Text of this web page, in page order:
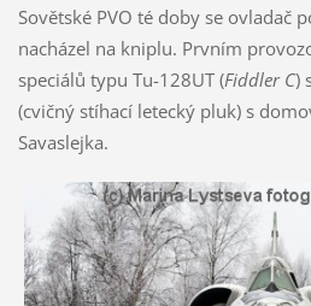
Sovětské PVO té doby se ovladač
nacházel na kniplu. Prvním
speciálů typu Tu-128UT (Fiddler C)
(cvičný stíhací letecký pluk) s
Savaslejka.